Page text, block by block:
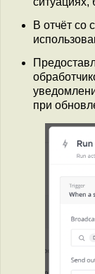
В отчёт со
при